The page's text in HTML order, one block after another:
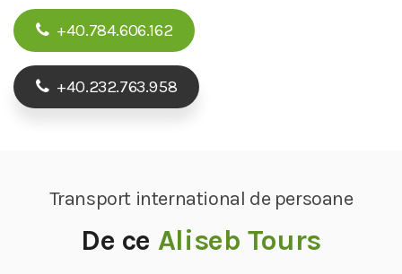
+40.784.606.162
+40.232.763.958
Transport international de persoane
De ce Aliseb Tours